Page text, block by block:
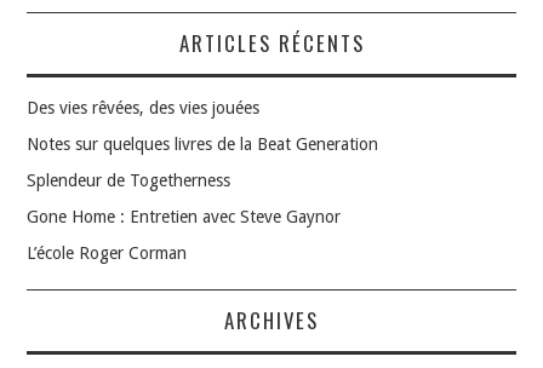
ARTICLES RÉCENTS
Des vies rêvées, des vies jouées
Notes sur quelques livres de la Beat Generation
Splendeur de Togetherness
Gone Home : Entretien avec Steve Gaynor
L’école Roger Corman
ARCHIVES